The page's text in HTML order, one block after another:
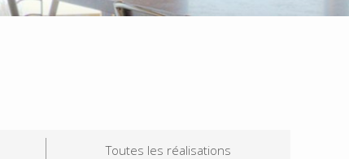
Toutes les réalisations